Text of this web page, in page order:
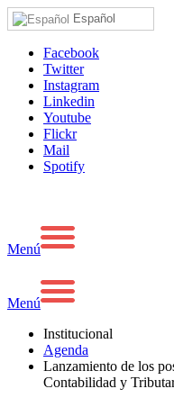
Español
Facebook
Twitter
Instagram
Linkedin
Youtube
Flickr
Mail
Spotify
Menú
Menú
Institucional
Agenda
Lanzamiento de los
Contabilidad y